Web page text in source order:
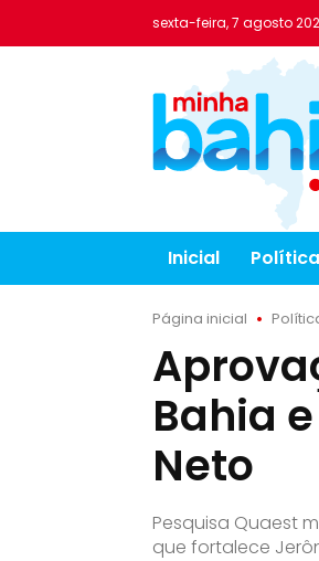
sexta-feira, 7 agosto
Inicial Política
Página inicial
Bahia
Neto
Pesquisa Quaest
que fortalece